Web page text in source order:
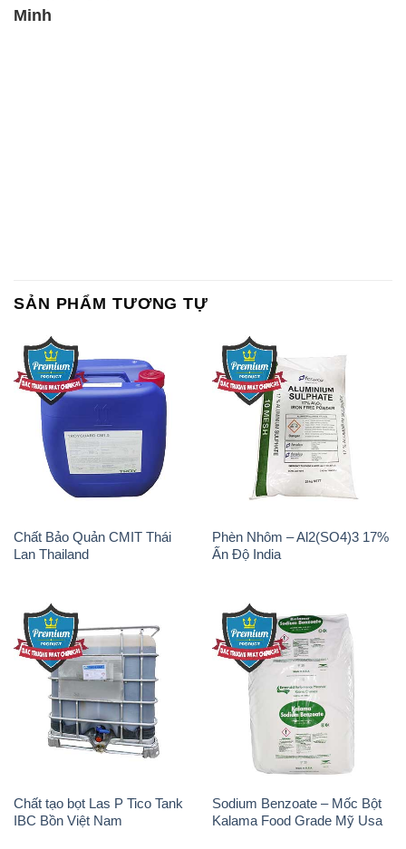
Minh
SẢN PHẨM TƯƠNG TỰ
Chất Bảo Quản CMIT Thái
Lan Thailand
Phèn Nhôm – Al2(SO4)3 17%
Ấn Độ India
Chất tạo bọt Las P Tico Tank
IBC Bồn Việt Nam
Sodium Benzoate – Mốc Bột
Kalama Food Grade Mỹ Usa